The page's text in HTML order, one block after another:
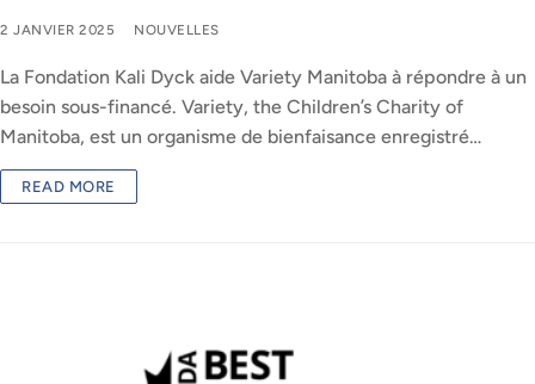
2 JANVIER 2025 NOUVELLES
La Fondation Kali Dyck aide Variety Manitoba à répondre à un
besoin sous-financé. Variety, the Children’s Charity of
Manitoba, est un organisme de bienfaisance enregistré…
READ MORE